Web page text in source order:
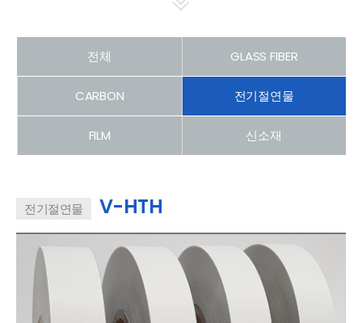
전체 GLASS FIBER
CARBON 전기절연물
FILM 신소재
전기절연물 V-HTH